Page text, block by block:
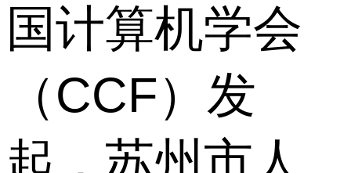
国计算机学会
（CCF）发
起，苏州市人